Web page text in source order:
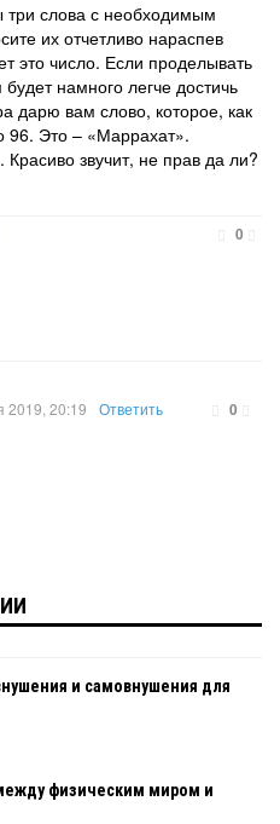
три слова с необходимым
их отчетливо нараспев
это число. Если проделывать
намного легче достичь
дарю вам слово, которое, как
96. Это – «Маррахат».
звучит, не прав да ли?
0
2019, 20:19 0
Ответить
и самовнушения для
физическим миром и